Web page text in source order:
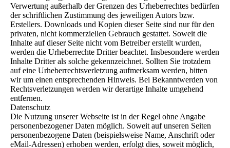
Verwertung außerhalb der Grenzen des Urheberrechtes bedürfen
der schriftlichen Zustimmung des jeweiligen Autors bzw.
Erstellers. Downloads und Kopien dieser Seite sind nur für den
privaten, nicht kommerziellen Gebrauch gestattet. Soweit die
Inhalte auf dieser Seite nicht vom Betreiber erstellt wurden,
werden die Urheberrechte Dritter beachtet. Insbesondere werden
Inhalte Dritter als solche gekennzeichnet. Sollten Sie trotzdem
auf eine Urheberrechtsverletzung aufmerksam werden, bitten
wir um einen entsprechenden Hinweis. Bei Bekanntwerden von
Rechtsverletzungen werden wir derartige Inhalte umgehend
entfernen.
Datenschutz
Die Nutzung unserer Webseite ist in der Regel ohne Angabe
personenbezogener Daten möglich. Soweit auf unseren Seiten
personenbezogene Daten (beispielsweise Name, Anschrift oder
eMail-Adressen) erhoben werden, erfolgt dies, soweit möglich,